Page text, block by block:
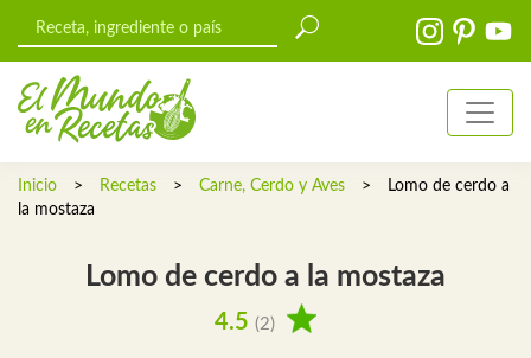
Inicio > Recetas > Carne, Cerdo y Aves >
Lomo de cerdo a
la mostaza
Lomo de cerdo a la mostaza
4.5 (2)